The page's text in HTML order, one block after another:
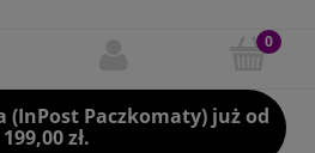
(InPost Paczkomaty) już od
199,00 zł.